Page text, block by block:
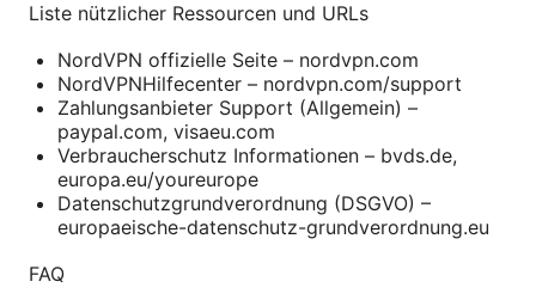
Liste nützlicher Ressourcen und URLs
NordVPN offizielle Seite – nordvpn.com
NordVPNHilfecenter – nordvpn.com/support
Zahlungsanbieter Support (Allgemein) –
paypal.com, visaeu.com
Verbraucherschutz Informationen – bvds.de,
europa.eu/youreurope
Datenschutzgrundverordnung (DSGVO) –
europaeische-datenschutz-grundverordnung.eu
FAQ